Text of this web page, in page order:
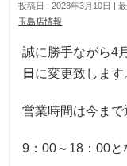
投稿日 : 2023年3月10日
玉島店情報
誠に勝手ながら4
日 に変更致します
営業時間は今まで
9：00～18：00と